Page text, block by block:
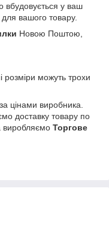
вбудовується у ваш
для вашого товару.
Новою Поштою,
розміри можуть трохи
за цінами виробника.
доставку товару по
виробляємо Торгове